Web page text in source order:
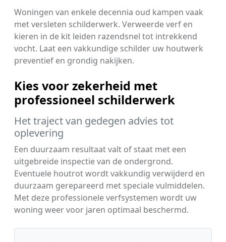
Woningen van enkele decennia oud kampen vaak
met versleten schilderwerk. Verweerde verf en
kieren in de kit leiden razendsnel tot intrekkend
vocht. Laat een vakkundige schilder uw houtwerk
preventief en grondig nakijken.
Kies voor zekerheid met
professioneel schilderwerk
Het traject van gedegen advies tot
oplevering
Een duurzaam resultaat valt of staat met een
uitgebreide inspectie van de ondergrond.
Eventuele houtrot wordt vakkundig verwijderd en
duurzaam gerepareerd met speciale vulmiddelen.
Met deze professionele verfsystemen wordt uw
woning weer voor jaren optimaal beschermd.